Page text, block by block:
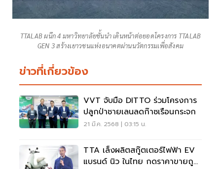
TTALAB ผนึก 4 มหาวิทยาลัยชั้นนำ เดินหน้าต่อยอดโครงการ TTALAB
GEN 3 สร้างเยาวชนแห่งอนาคตผ่านนวัตกรรมเพื่อสังคม
ข่าวที่เกี่ยวข้อง
VVT จับมือ DITTO ร่วมโครงการ
ปลูกป่าชายเลนลดก๊าซเรือนกระจก
21 มี.ค. 2568 | 03:15 น.
TTA เล็งผลิตสกู๊ตเตอร์ไฟฟ้า EV
แบรนด์ นิว ในไทย กดราคาขายถูก